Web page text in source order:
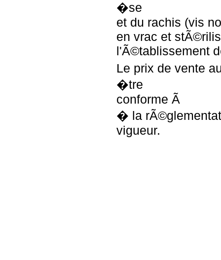
�se
et du rachis (vis
en vrac et
l'Ã©tablissement
Le prix de vente
�tre
conforme Ã
� la
vigueur.